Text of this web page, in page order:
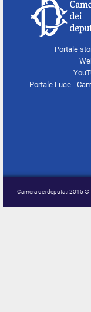
Portale
Portale Luce -
Camera dei deputati 2015 ©